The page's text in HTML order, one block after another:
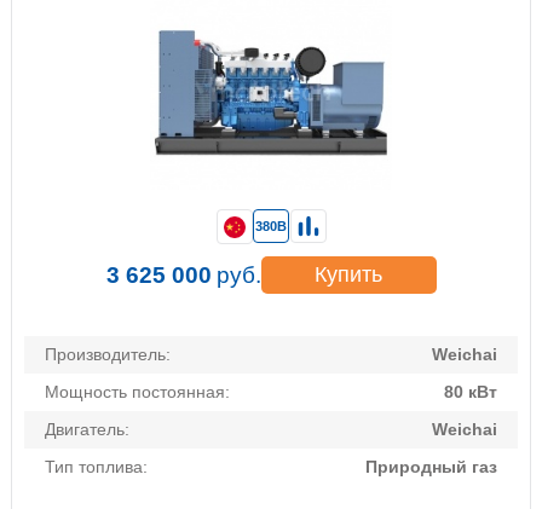
Производитель:
Weichai
Мощность постоянная:
80 кВт
Двигатель:
Weichai
Тип топлива:
Природный газ
380В
3 625 000 руб. Купить